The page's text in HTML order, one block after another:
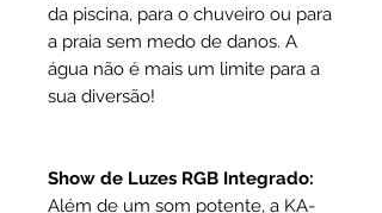
da piscina, para o chuveiro ou para
a praia sem medo de danos. A
água não é mais um limite para a
sua diversão!
Show de Luzes RGB Integrado:
Além de um som potente, a KA-